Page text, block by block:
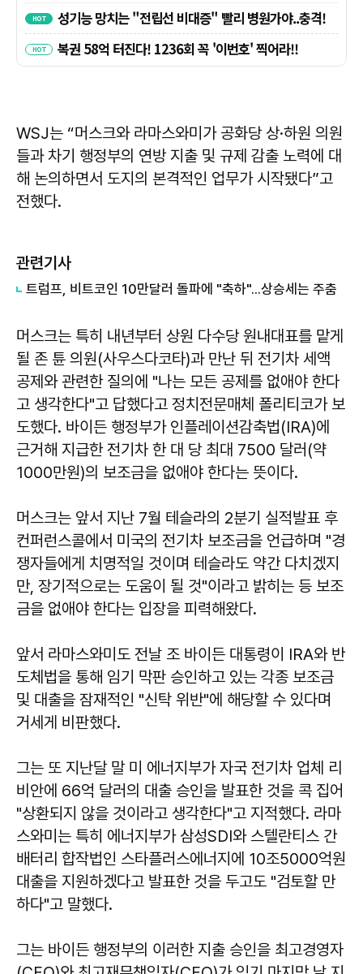
WSJ는 “머스크와 라마스와미가 공화당 상·하원 의원
들과 차기 행정부의 연방 지출 및 규제 감출 노력에 대
해 논의하면서 도지의 본격적인 업무가 시작됐다”고
전했다.
관련기사
트럼프, 비트코인 10만달러 돌파에 "축하"...상승세는 주춤
머스크는 특히 내년부터 상원 다수당 원내대표를 맡게
될 존 튠 의원(사우스다코타)과 만난 뒤 전기차 세액
공제와 관련한 질의에 "나는 모든 공제를 없애야 한다
고 생각한다"고 답했다고 정치전문매체 폴리티코가 보
도했다. 바이든 행정부가 인플레이션감축법(IRA)에
근거해 지급한 전기차 한 대 당 최대 7500 달러(약
1000만원)의 보조금을 없애야 한다는 뜻이다.
머스크는 앞서 지난 7월 테슬라의 2분기 실적발표 후
컨퍼런스콜에서 미국의 전기차 보조금을 언급하며 "경
쟁자들에게 치명적일 것이며 테슬라도 약간 다치겠지
만, 장기적으로는 도움이 될 것"이라고 밝히는 등 보조
금을 없애야 한다는 입장을 피력해왔다.
앞서 라마스와미도 전날 조 바이든 대통령이 IRA와 반
도체법을 통해 임기 막판 승인하고 있는 각종 보조금
및 대출을 잠재적인 "신탁 위반"에 해당할 수 있다며
거세게 비판했다.
그는 또 지난달 말 미 에너지부가 자국 전기차 업체 리
비안에 66억 달러의 대출 승인을 발표한 것을 콕 집어
"상환되지 않을 것이라고 생각한다"고 지적했다. 라마
스와미는 특히 에너지부가 삼성SDI와 스텔란티스 간
배터리 합작법인 스타플러스에너지에 10조5000억원
대출을 지원하겠다고 발표한 것을 두고도 "검토할 만
하다"고 말했다.
그는 바이든 행정부의 이러한 지출 승인을 최고경영자